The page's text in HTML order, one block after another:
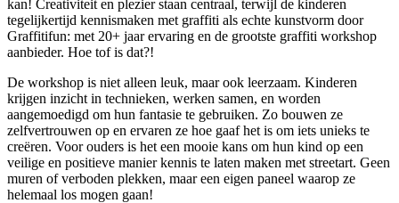
kan! Creativiteit en plezier staan centraal, terwijl de kinderen
tegelijkertijd kennismaken met graffiti als echte kunstvorm door
Graffitifun: met 20+ jaar ervaring en de grootste graffiti workshop
aanbieder. Hoe tof is dat?!
De workshop is niet alleen leuk, maar ook leerzaam. Kinderen
krijgen inzicht in technieken, werken samen, en worden
aangemoedigd om hun fantasie te gebruiken. Zo bouwen ze
zelfvertrouwen op en ervaren ze hoe gaaf het is om iets unieks te
creëren. Voor ouders is het een mooie kans om hun kind op een
veilige en positieve manier kennis te laten maken met streetart. Geen
muren of verboden plekken, maar een eigen paneel waarop ze
helemaal los mogen gaan!